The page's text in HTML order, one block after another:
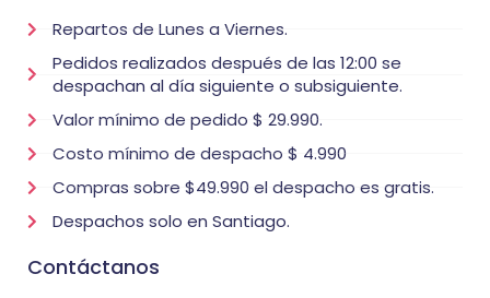
Repartos de Lunes a Viernes.
Pedidos realizados después de las 12:00 se
despachan al día siguiente o subsiguiente.
Valor mínimo de pedido $ 29.990.
Costo mínimo de despacho $ 4.990
Compras sobre $49.990 el despacho es gratis.
Despachos solo en Santiago.
Contáctanos